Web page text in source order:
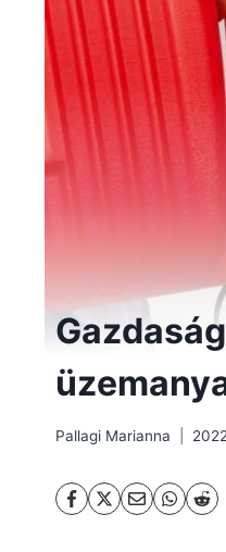
Pallagi Marianna